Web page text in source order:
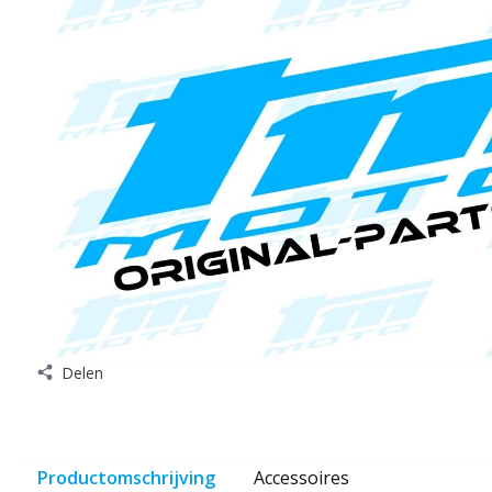
Delen
Productomschrijving Accessoires